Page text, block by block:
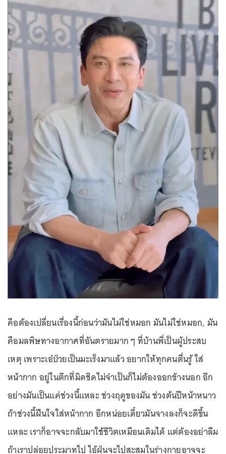
คือต้องเปลี่ยนเรื่องนี้ก่อนว่ามันไม่ใช่หมอก มันไม่ใช่หมอก, มัน
คือมลพิษทางอากาศที่อันตรายมาก ๆ ที่บ้านพี่เป็นผู้ประสบ
เหตุ เพราะเอ๋ป่วยเป็นมะเร็งมาแล้ว อยากให้ทุกคนตื่นรู้ ใส่
หน้ากาก อยู่ในตึกที่มิดชิดไม่จำเป็นก็ไม่ต้องออกข้างนอก อีก
อย่างมันเป็นแค่ช่วงนี้แหละ ช่วงฤดูของมัน ช่วงต้นปีหน้าหนาว
ถ้าช่วงนี้ฝืนใจใส่หน้ากาก อีกหน่อยเดี๋ยวมันจางลงก็จะดีขึ้น
แหละ เราก็อาจจะกลับมาใช้ชีวิตเหมือนเดิมได้ แต่ต้องอย่าลืม
ถ้าเราปล่อยประมาทไป ไอ้ฝุ่นจะไปสะสมในร่างกายอาจจะ